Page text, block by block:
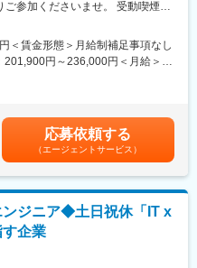
部候補人材となることが期待さ
介護施設において、お客様の日常
だきます。※雇用形態：無期正社
て実務者研修資格の取得のための
本社の社員と面談をする中でご
ランを立て、ご希望も踏まえなが
社）が決定します。本社勤務に
ど事務系の仕事が中心になりま
参加くださいませ。 受動喫煙対
＜賃金形態＞月給制補足事項なし
201,900円～236,000円＜月給＞
のみ、別途で送迎手当：10,000/
金額であり、選考を通じて上下
額)は固定手当を含めた表記です。
応募依頼する
（エージェントサービス）
ンジニア◆土日祝休「IT x
企業